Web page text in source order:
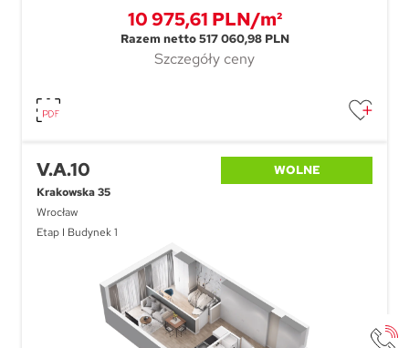
10 975,61 PLN/m²
Razem netto 517 060,98 PLN
Szczegóły ceny
V.A.10
Krakowska 35
Wrocław
Etap I Budynek 1
WOLNE